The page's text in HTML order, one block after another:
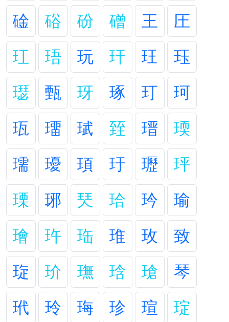
碒
硲 砏 磳 王
圧
玒
珸 玩 玕 玨
珏
璱
甄 玡 琢 玎
珂
珁
璢 珷 臸 瑨
瑌
瓀
瓇 頊 玗 瓑
玶
瑮
琊 珡 珨 玪
瑜
璯
玝 珤 琟 玫
致
琁
玠 璑 琀 瑲
琴
玳
玲 珻 珍 瑄
琔